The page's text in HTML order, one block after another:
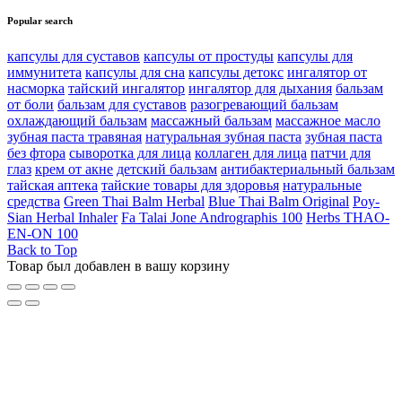
Popular search
капсулы для суставов капсулы от простуды капсулы для
иммунитета капсулы для сна капсулы детокс ингалятор от
насморка тайский ингалятор ингалятор для дыхания бальзам
от боли бальзам для суставов разогревающий бальзам
охлаждающий бальзам массажный бальзам массажное масло
зубная паста травяная натуральная зубная паста зубная паста
без фтора сыворотка для лица коллаген для лица патчи для
глаз крем от акне детский бальзам антибактериальный бальзам
тайская аптека тайские товары для здоровья натуральные
средства Green Thai Balm Herbal Blue Thai Balm Original Poy-
Sian Herbal Inhaler Fa Talai Jone Andrographis 100 Herbs THAO-
EN-ON 100
Back to Top
Товар был добавлен в вашу корзину